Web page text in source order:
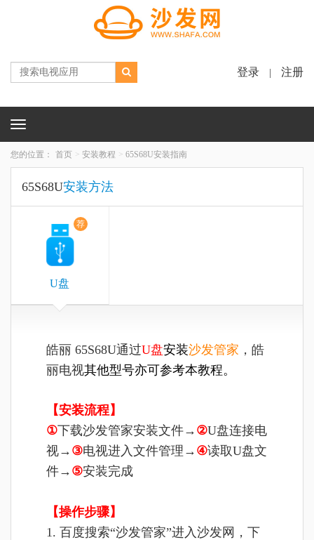
登录 注册
Toggle
您的位置： 首页 安装教程 65S68U安装指南
65S68U安装方法
荐
U盘
皓丽 65S68U通过U盘安装沙发管家 ， 皓
丽电视其他型号亦可参考本教程。
【安装流程】
①下载沙发管家安装文件→ ②U盘连接电
视→ ③电视进入文件管理→ ④读取U盘文
件→ ⑤安装完成
【操作步骤】
1. 百度搜索“沙发管家”进入沙发网，下